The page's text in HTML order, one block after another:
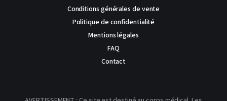
Conditions générales de vente
Politique de confidentialité
Mentions légales
FAQ
Contact